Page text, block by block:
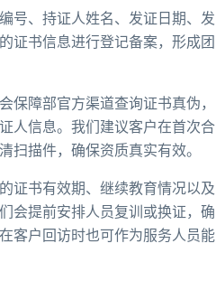
号、持证人姓名、发证日期、发
证书信息进行登记备案，形成团
保障部官方渠道查询证书真伪，
人信息。我们建议客户在首次合
扫描件，确保资质真实有效。
证书有效期、继续教育情况以及
会提前安排人员复训或换证，确
客户回访时也可作为服务人员能